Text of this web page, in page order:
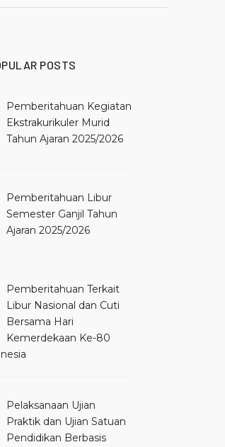
POSTS
Pemberitahuan Kegiatan
Ekstrakurikuler Murid
Tahun Ajaran 2025/2026
Pemberitahuan Libur
Semester Ganjil Tahun
Ajaran 2025/2026
Pemberitahuan Terkait
Libur Nasional dan Cuti
Bersama Hari
Kemerdekaan Ke-80
Pelaksanaan Ujian
Praktik dan Ujian Satuan
Pendidikan Berbasis